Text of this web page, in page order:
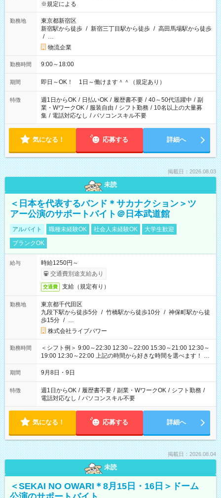
※規定による
勤務地
東京都新宿区
新宿駅から徒歩 / 新宿三丁目駅から徒歩 / 高田馬場駅から徒歩
/ …
物流企業
勤務時間 9:00～18:00
期間 即日～OK！ 1日～働けます＾＾（規定あり）
特徴 週1日からOK / 日払いOK / 履歴書不要 / 40～50代活躍中 / 副
業・WワークOK / 服装自由 / シフト勤務 / 10名以上の大量募
集 / 電話対応なし / パソコンスキル不要
気になる！ 応募する 詳細へ
掲載日：2026.08.03
未読
＜日本を代表するバンド＊サカナクション＞ツ
アー公演のサポートバイト＠日本武道館
アルバイト 職種未経験OK 社会人未経験OK
大学生歓迎
ブランクOK
給与
時給1250円～
交通費別途支給あり
交通費 支給（規定有り）
勤務地
東京都千代田区
九段下駅から徒歩5分 / 竹橋駅から徒歩10分 / 神保町駅から徒
歩15分 / …
株式会社ライブパワー
勤務時間
＜シフト例＞ 9:00～22:30 12:30～22:00 15:30～21:00 12:30～
19:00 12:30～22:00 上記の時間から好きな時間を選べます！ ※
時間は変更となる可能性があります
期間 9月8日・9日
特徴 週1日からOK / 履歴書不要 / 副業・WワークOK / シフト勤務 /
電話対応なし / パソコンスキル不要
気になる！ 応募する 詳細へ
掲載日：2026.08.04
未読
＜SEKAI NO OWARI＊8月15日・16日＞ドーム